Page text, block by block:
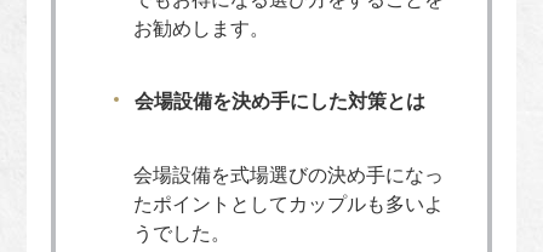
お勧めします。
会場設備を決め手にした対策とは
会場設備を式場選びの決め手になっ
たポイントとしてカップルも多いよ
うでした。